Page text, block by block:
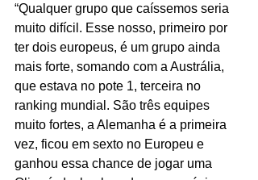
“Qualquer grupo que caíssemos seria
muito difícil. Esse nosso, primeiro por
ter dois europeus, é um grupo ainda
mais forte, somando com a Austrália,
que estava no pote 1, terceira no
ranking mundial. São três equipes
muito fortes, a Alemanha é a primeira
vez, ficou em sexto no Europeu e
ganhou essa chance de jogar uma